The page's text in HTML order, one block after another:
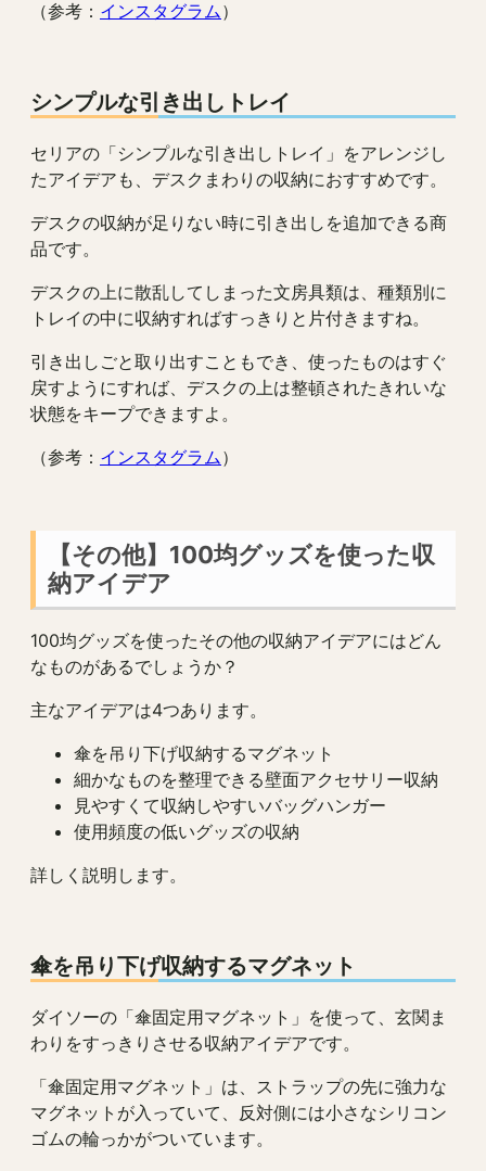
（参考： インスタグラム）
シンプルな引き出しトレイ
セリアの「シンプルな引き出しトレイ」をアレンジし
たアイデアも、デスクまわりの収納におすすめです。
デスクの収納が足りない時に引き出しを追加できる商
品です。
デスクの上に散乱してしまった文房具類は、種類別に
トレイの中に収納すればすっきりと片付きますね。
引き出しごと取り出すこともでき、使ったものはすぐ
戻すようにすれば、デスクの上は整頓されたきれいな
状態をキープできますよ。
（参考： インスタグラム）
【その他】100均グッズを使った収
納アイデア
100均グッズを使ったその他の収納アイデアにはどん
なものがあるでしょうか？
主なアイデアは4つあります。
傘を吊り下げ収納するマグネット
細かなものを整理できる壁面アクセサリー収納
見やすくて収納しやすいバッグハンガー
使用頻度の低いグッズの収納
詳しく説明します。
傘を吊り下げ収納するマグネット
ダイソーの「傘固定用マグネット」を使って、玄関ま
わりをすっきりさせる収納アイデアです。
「傘固定用マグネット」は、ストラップの先に強力な
マグネットが入っていて、反対側には小さなシリコン
ゴムの輪っかがついています。